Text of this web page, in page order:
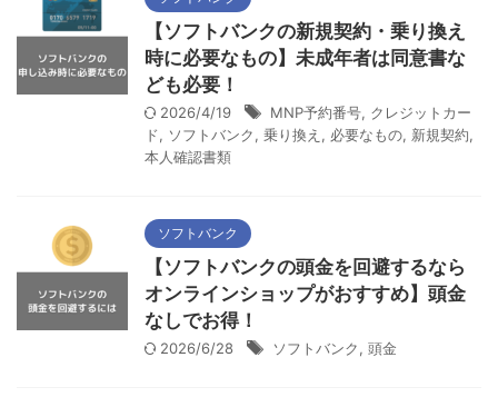
【ソフトバンクの新規契約・乗り換え
時に必要なもの】未成年者は同意書な
ども必要！
2026/4/19 MNP予約番号, クレジットカー
ド, ソフトバンク, 乗り換え , 必要なもの, 新規契約,
本人確認書類
ソフトバンク
【ソフトバンクの頭金を回避するなら
オンラインショップがおすすめ】頭金
なしでお得！
2026/6/28 ソフトバンク, 頭金